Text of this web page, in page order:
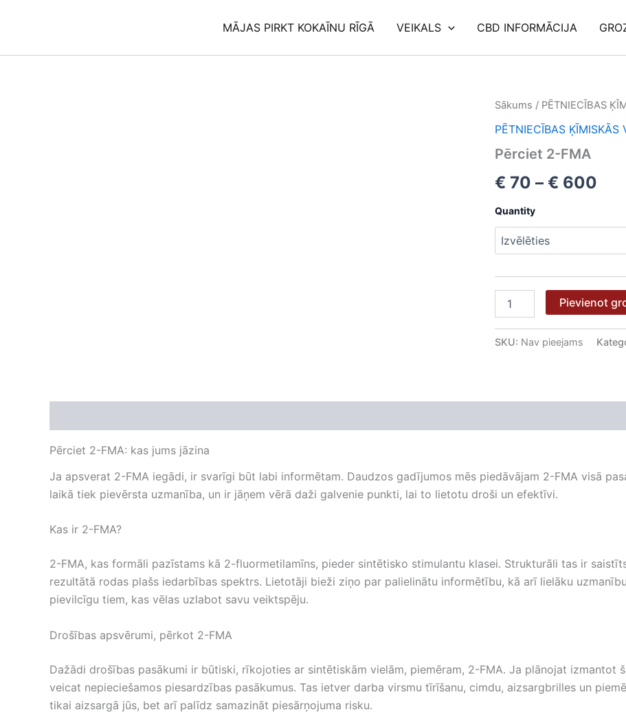
MĀJAS PIRKT KOKAĪNU RĪGĀ VEIKALS CBD INFORMĀCIJA
Sākums / PĒTNIECĪBAS
PĒTNIECĪBAS ĶĪMISKĀS
Pērciet 2-FMA
€ 70 – € 600
Quantity
Pērciet
FMA
Pievienot
SKU: Nav pieejams
Pērciet 2-FMA: kas jums jāzina
Ja apsverat 2-FMA iegādi, ir svarīgi būt labi informētam. Daudzos gadījumos mēs piedāvājam 2-FMA visā
laikā tiek pievērsta uzmanība, un ir jāņem vērā daži galvenie punkti, lai to lietotu droši un efektīvi.
Kas ir 2-FMA?
2-FMA, kas formāli pazīstams kā 2-fluormetilamīns, pieder sintētisko stimulantu klasei. Strukturāli tas ir
rezultātā rodas plašs iedarbības spektrs. Lietotāji bieži ziņo par palielinātu informētību, kā arī lielāku
pievilcīgu tiem, kas vēlas uzlabot savu veiktspēju.
Drošības apsvērumi, pērkot 2-FMA
Dažādi drošības pasākumi ir būtiski, rīkojoties ar sintētiskām vielām, piemēram, 2-FMA. Ja plānojat izmantot
veicat nepieciešamos piesardzības pasākumus. Tas ietver darba virsmu tīrīšanu, cimdu, aizsargbrilles un
tikai aizsargā jūs, bet arī palīdz samazināt piesārņojuma risku.